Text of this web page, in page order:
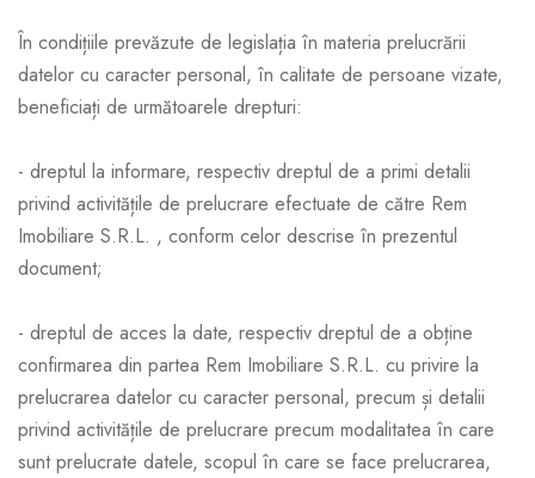
În condițiile prevăzute de legislația în materia prelucrării
datelor cu caracter personal, în calitate de persoane vizate,
beneficiați de următoarele drepturi:
- dreptul la informare, respectiv dreptul de a primi detalii
privind activitățile de prelucrare efectuate de către Rem
Imobiliare S.R.L. , conform celor descrise în prezentul
document;
- dreptul de acces la date, respectiv dreptul de a obține
confirmarea din partea Rem Imobiliare S.R.L. cu privire la
prelucrarea datelor cu caracter personal, precum și detalii
privind activitățile de prelucrare precum modalitatea în care
sunt prelucrate datele, scopul în care se face prelucrarea,